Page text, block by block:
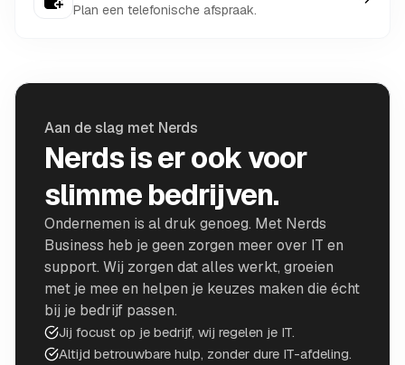
Plan een telefonische afspraak.
Aan de slag met Nerds
Nerds is er ook voor
slimme bedrijven.
Ondernemen is al druk genoeg. Met Nerds
Business heb je geen zorgen meer over IT en
support. Wij zorgen dat alles werkt, groeien
met je mee en helpen je keuzes maken die écht
bij je bedrijf passen.
Jij focust op je bedrijf, wij regelen je IT.
Altijd betrouwbare hulp, zonder dure IT-afdeling.